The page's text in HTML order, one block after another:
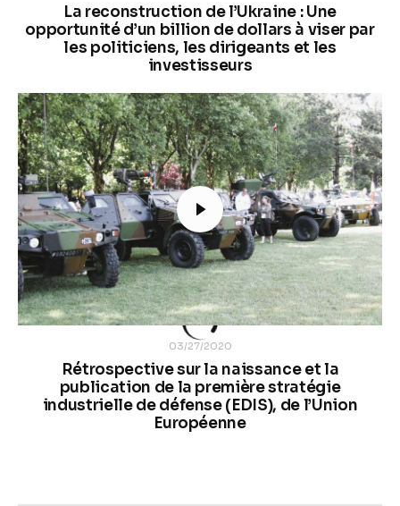
La reconstruction de l’Ukraine : Une
opportunité d’un billion de dollars à viser par
les politiciens, les dirigeants et les
investisseurs
03/27/2020
Rétrospective sur la naissance et la
publication de la première stratégie
industrielle de défense (EDIS), de l’Union
Européenne